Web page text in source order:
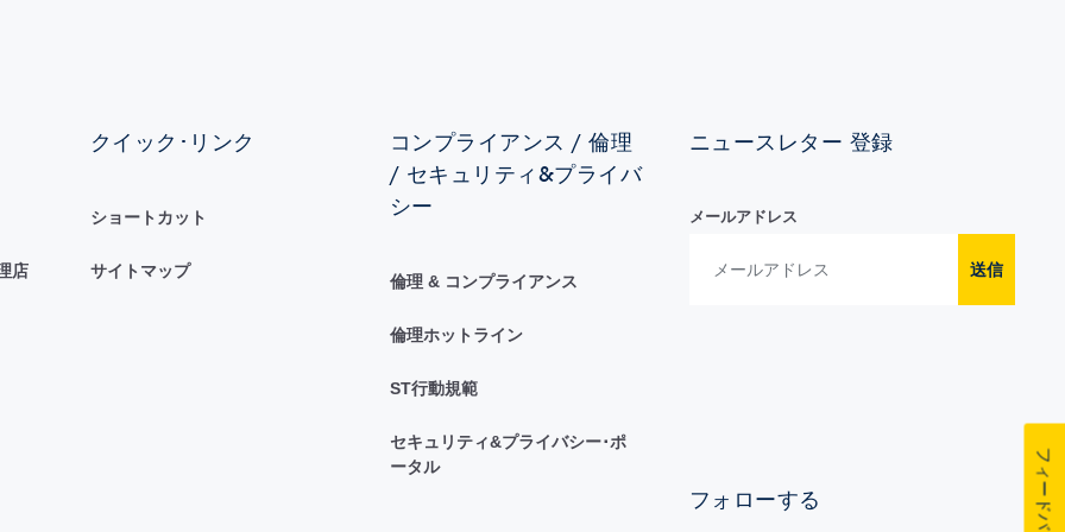
店
クイック･リンク
ショートカット
サイトマップ
コンプライアンス / 倫理
/ セキュリティ&プライバ
シー
倫理 & コンプライアンス
倫理ホットライン
ST行動規範
セキュリティ&プライバシー･ポ
ータル
ニュースレター 登録
メールアドレス
送信
フォローする フィードバック